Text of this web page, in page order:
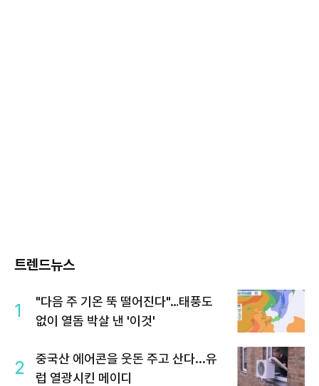
트렌드뉴스
1
"다음 주 기온 뚝 떨어진다"…태풍도
없이 열돔 박살 낸 '이것'
2
중국산 에어콘을 웃돈 주고 산다...유
럽 열광시킨 메이디